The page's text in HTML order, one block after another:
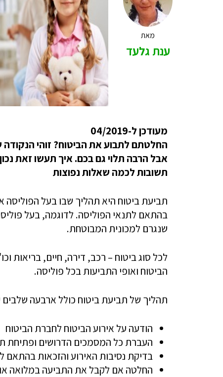
מאת
ענת גלעד
מעודכן ל-04/2019
החלטתםלתבוע את הביטוח? זוהי
אבל הרבה תלוי גם בכם. איך תעשו זאת
תשובות לכמה שאלות נפוצות
תביעת ביטוח היא תהליך שבו בעל הפוליסה
בהתאם לתנאי הפוליסה. לדוגמה, בעל
שנגרם למכונית המבוטחת.
לכל סוג ביטוח – רכב, דירה, חיים, בריאות
הביטוח ואופי התביעות בכל פוליסה.
תהליך של תביעת ביטוח כולל ארבעה שלבים
הודעה על אירוע הביטוח לחברת הביטוח
העברת כל המסמכים הדרושים ופתיחת
בדיקת נסיבות האירוע והזכאות בהתאם
החלטה אם לקבל את התביעה במלואה